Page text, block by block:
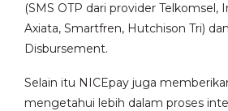
(SMS OTP dari provider Telkomsel,
Axiata, Smartfren, Hutchison Tri)
Disbursement.
Selain itu NICEpay juga
mengetahui lebih dalam proses